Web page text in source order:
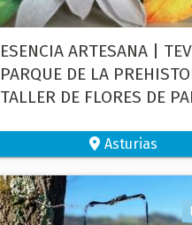
ESENCIA ARTESANA |
PARQUE DE LA
TALLER DE FLORES DE
Asturias